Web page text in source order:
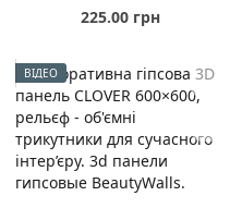
225.00 грн
ВІДЕО